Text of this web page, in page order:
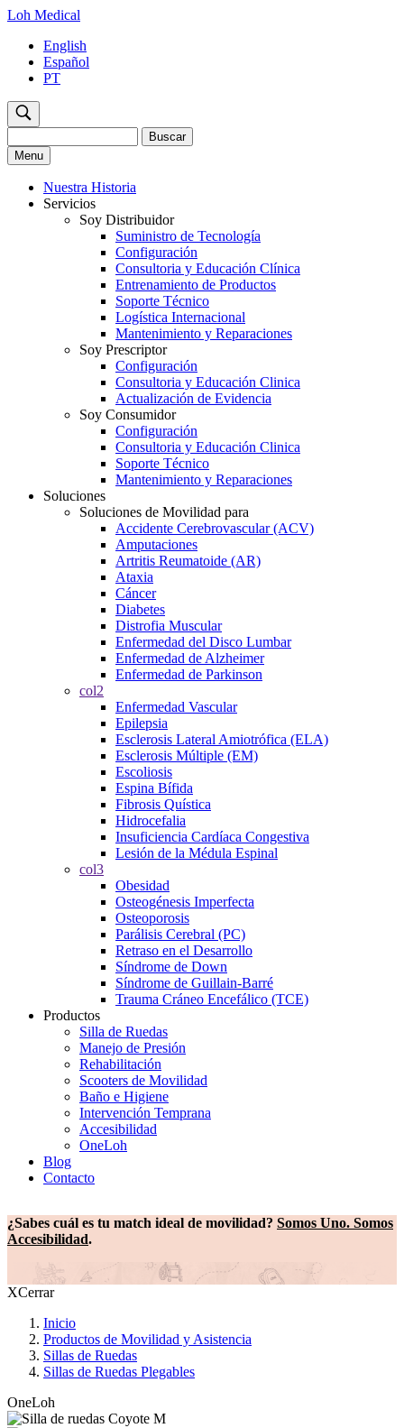
Loh Medical
English
Español
PT
Menu
Main
Navigation
Nuestra Historia
Servicios
Soy Distribuidor
Suministro de Tecnología
Configuración
Consultoria y Educación Clínica
Entrenamiento de Productos
Soporte Técnico
Logística Internacional
Mantenimiento y Reparaciones
Soy Prescriptor
Configuración
Consultoria y Educación Clinica
Actualización de Evidencia
Soy Consumidor
Configuración
Consultoria y Educación Clinica
Soporte Técnico
Mantenimiento y Reparaciones
Soluciones
Soluciones de Movilidad para
Accidente Cerebrovascular (ACV)
Amputaciones
Artritis Reumatoide (AR)
Ataxia
Cáncer
Diabetes
Distrofia Muscular
Enfermedad del Disco Lumbar
Enfermedad de Alzheimer
Enfermedad de Parkinson
col2
Enfermedad Vascular
Epilepsia
Esclerosis Lateral Amiotrófica (ELA)
Esclerosis Múltiple (EM)
Escoliosis
Espina Bífida
Fibrosis Quística
Hidrocefalia
Insuficiencia Cardíaca Congestiva
Lesión de la Médula Espinal
col3
Obesidad
Osteogénesis Imperfecta
Osteoporosis
Parálisis Cerebral (PC)
Retraso en el Desarrollo
Síndrome de Down
Síndrome de Guillain-Barré
Trauma Cráneo Encefálico (TCE)
Productos
Silla de Ruedas
Manejo de Presión
Rehabilitación
Scooters de Movilidad
Baño e Higiene
Intervención Temprana
Accesibilidad
OneLoh
Blog
Contacto
¿Sabes cuál es tu match ideal de movilidad? Somos Uno. Somos
Accesibilidad.
XCerrar
Ruta
navegación
Inicio
Productos de Movilidad y Asistencia
Sillas de Ruedas
Sillas de Ruedas Plegables
OneLoh
Product
OneLoh